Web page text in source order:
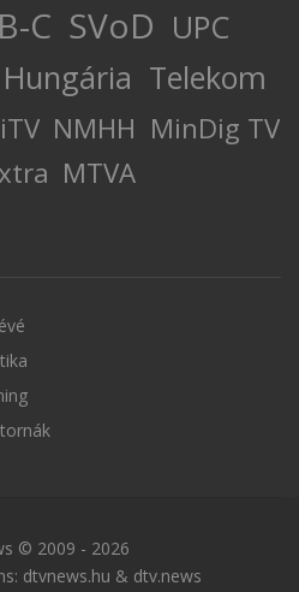
C SVoD UPC
Telekom
NMHH MinDig TV
MTVA
© 2009 - 2026
dtvnews.hu & dtv.news